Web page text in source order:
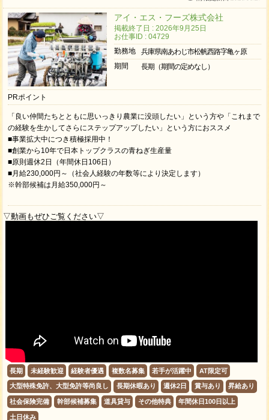
アイ・エス・フーズ株式会社
掲載終了日 : 2026年9月25日
お仕事ID : 04729
勤務地
兵庫県南あわじ市松帆西路字亀ヶ原
期間
長期（期間の定めなし）
PRポイント
「良い仲間たちとともに思いっきり農業に没頭したい」という方や「これまで
の経験を生かしてさらにステップアップしたい」という方におススメ
■事業拡大中につき積極採用中！
■創業から10年で日本トップクラスの青ねぎ生産量
■原則週休2日（年間休日106日）
■月給230,000円～（社会人経験の年数等により決定します）
※幹部候補は月給350,000円～
▽動画もぜひご覧ください▽
長期 未経験歓迎 経験者優遇 複数名募集 若手が活躍中 AT限定可
大型特殊免許、大型免許等尚良し 長期休暇あり 週休2日 賞与あり 昇給あり
社会保険完備 幹部候補募集 道具貸与 その他特典 年間休日100日以上
土日休み